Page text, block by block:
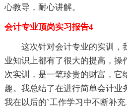
心教导，耐心讲解。
会计专业顶岗实习报告4
这次针对会计专业的实训，
业知识上都有了很大的提高，操
次实训，是一笔珍贵的财富，它
趣。我总结了在进行简单会计业
我在以后的`工作学习中不断补